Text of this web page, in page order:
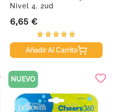
Nivel 4, 2ud
Precio
6,65 €
Añadir Al Carrito
NUEVO